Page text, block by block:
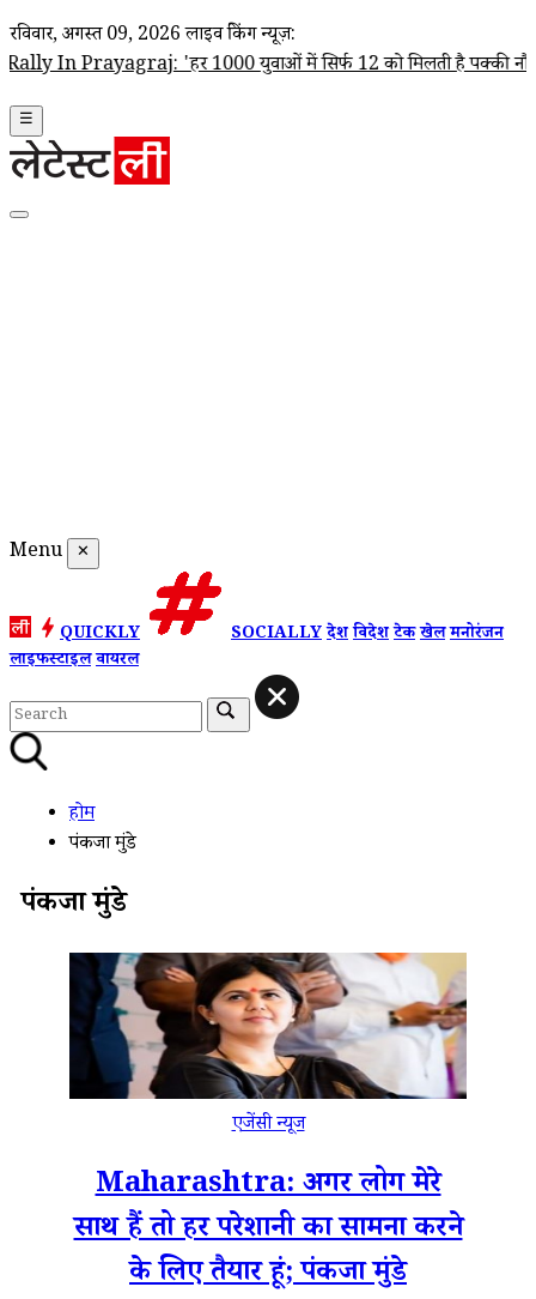
रविवार, अगस्त 09, 2026 लाइव ब्रेकिंग न्यूज़:
'हर 1000 युवाओं में सिर्फ 12 को मिलती है पक्की नौकरी',
☰
Menu ✕
QUICKLY SOCIALLYदेशविदेशटेकखेलमनोरंजन
लाइफस्टाइलवायरल
होम
पंकजा मुंडे
पंकजा मुंडे
एजेंसी न्यूज
Maharashtra: अगर लोग मेरे
साथ हैं तो हर परेशानी का सामना करने
के लिए तैयार हूं; पंकजा मुंडे